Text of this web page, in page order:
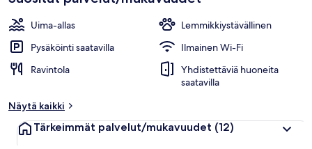
Uima-allas
Lemmikkiystävällinen
Pysäköinti saatavilla
Ilmainen Wi-Fi
Ravintola
Yhdistettäviä huoneita
saatavilla
Näytä kaikki
Tärkeimmät palvelut/mukavuudet (12)